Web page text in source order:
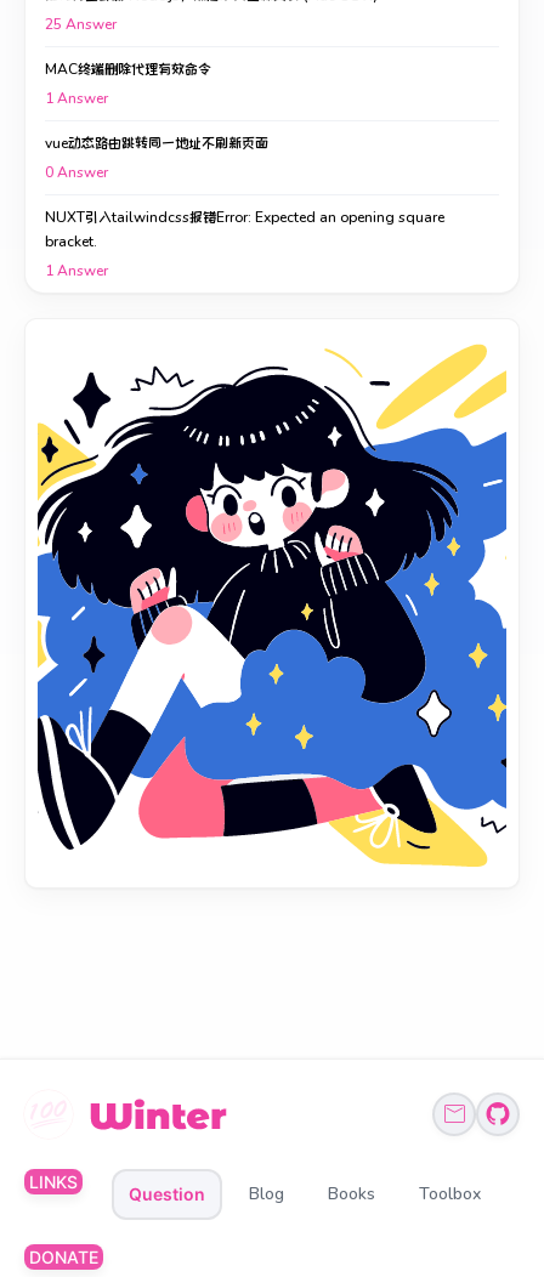
25 Answer
MAC终端删除代理有效命令
1Answer
vue动态路由跳转同一地址不刷新页面
0Answer
NUXT引入tailwindcss报错Error: Expected an opening square
bracket.
1Answer
LINKS
Question Blog Books Toolbox
DONATE